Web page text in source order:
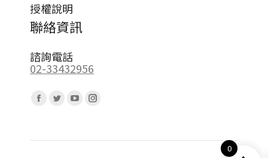
授權說明
聯絡資訊
諮詢電話
02-33432956
Facebook
opens
Twitter
opens
YouTube
opens
Instagram
opens
0